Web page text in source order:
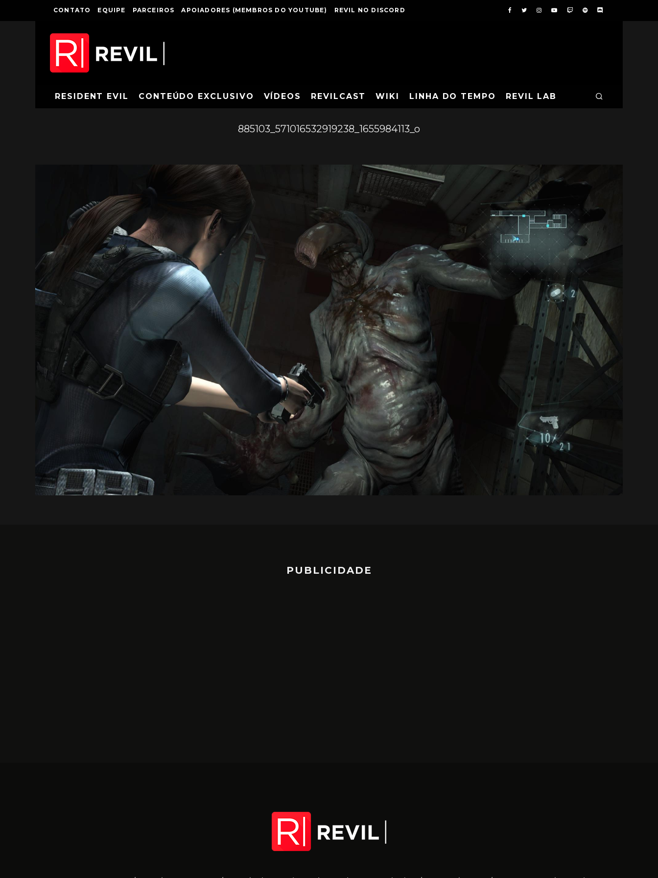
CONTATO EQUIPE PARCEIROS APOIADORES (MEMBROS DO YOUTUBE) REVIL NO DISCORD
RESIDENT EVIL CONTEÚDO EXCLUSIVO VÍDEOS REVILCAST WIKI LINHA DO TEMPO REVIL LAB
885103_571016532919238_1655984113_o
PUBLICIDADE